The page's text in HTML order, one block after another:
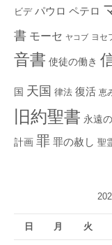
ビデ パウロ ペテロ
書 モーセ ヤコブ ヨセ
音書 使徒の働き
国 天国 律法 復活 恵
旧約聖書 永遠
計画 罪 罪の赦し 聖
日 月 火